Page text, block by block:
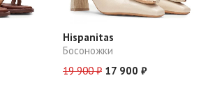
Hispanitas
Босоножки
19 900 ₽ 17 900 ₽